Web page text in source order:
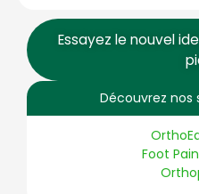
Essayez le nouvel
Découvrez nos
Foot